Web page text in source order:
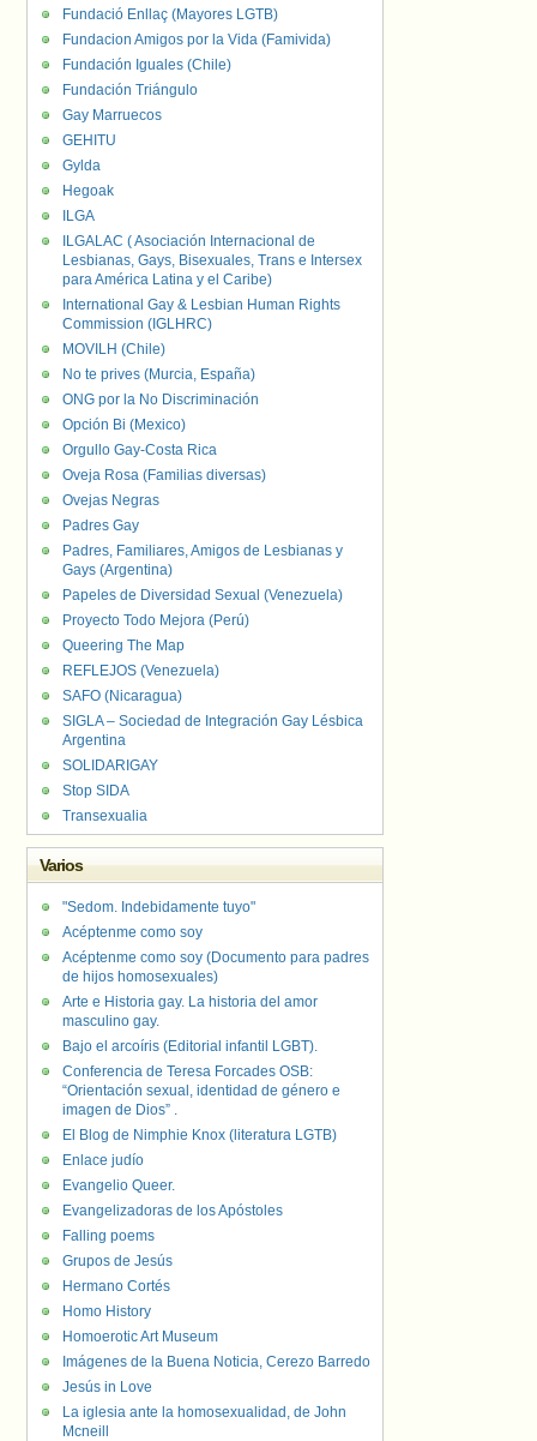
Fundació Enllaç (Mayores LGTB)
Fundacion Amigos por la Vida (Famivida)
Fundación Iguales (Chile)
Fundación Triángulo
Gay Marruecos
GEHITU
Gylda
Hegoak
ILGA
ILGALAC ( Asociación Internacional de
Lesbianas, Gays, Bisexuales, Trans e Intersex
para América Latina y el Caribe)
International Gay & Lesbian Human Rights
Commission (IGLHRC)
MOVILH (Chile)
No te prives (Murcia, España)
ONG por la No Discriminación
Opción Bi (Mexico)
Orgullo Gay-Costa Rica
Oveja Rosa (Familias diversas)
Ovejas Negras
Padres Gay
Padres, Familiares, Amigos de Lesbianas y
Gays (Argentina)
Papeles de Diversidad Sexual (Venezuela)
Proyecto Todo Mejora (Perú)
Queering The Map
REFLEJOS (Venezuela)
SAFO (Nicaragua)
SIGLA – Sociedad de Integración Gay Lésbica
Argentina
SOLIDARIGAY
Stop SIDA
Transexualia
Varios
"Sedom. Indebidamente tuyo"
Acéptenme como soy
Acéptenme como soy (Documento para padres
de hijos homosexuales)
Arte e Historia gay. La historia del amor
masculino gay.
Bajo el arcoíris (Editorial infantil LGBT).
Conferencia de Teresa Forcades OSB:
“Orientación sexual, identidad de género e
imagen de Dios” .
El Blog de Nimphie Knox (literatura LGTB)
Enlace judío
Evangelio Queer.
Evangelizadoras de los Apóstoles
Falling poems
Grupos de Jesús
Hermano Cortés
Homo History
Homoerotic Art Museum
Imágenes de la Buena Noticia, Cerezo Barredo
Jesús in Love
La iglesia ante la homosexualidad, de John
Mcneill